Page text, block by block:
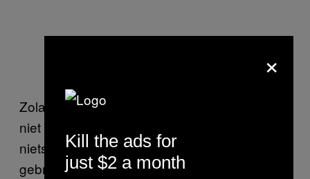
Zolang jongens niet inzien dat je vrouwen
niet bij hun kruis mag grijpen, verandert er
niets. Anonimiteit en een massa mensen
gebruiken als vrijbrief voor aanranding mag
×
Kill the ads for
just $2 a month